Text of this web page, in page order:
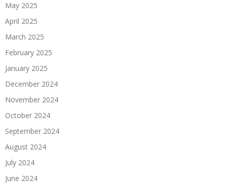
May 2025
April 2025
March 2025
February 2025
January 2025
December 2024
November 2024
October 2024
September 2024
August 2024
July 2024
June 2024